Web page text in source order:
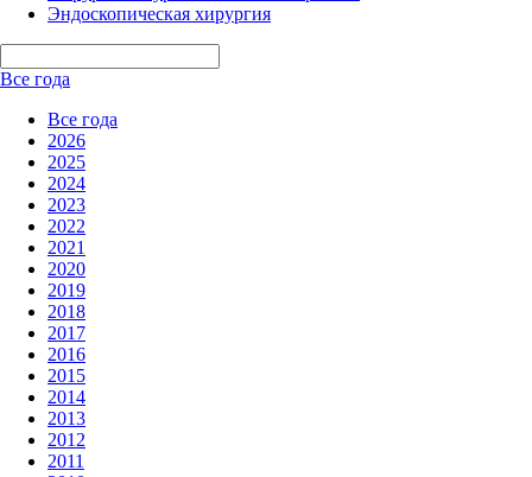
Эндоскопическая хирургия
Все года
Все года
2026
2025
2024
2023
2022
2021
2020
2019
2018
2017
2016
2015
2014
2013
2012
2011